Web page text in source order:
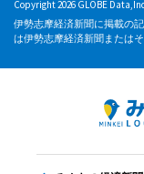
Copyright 2026 GLOBE
伊勢志摩経済新聞に掲載の
は伊勢志摩経済新聞または